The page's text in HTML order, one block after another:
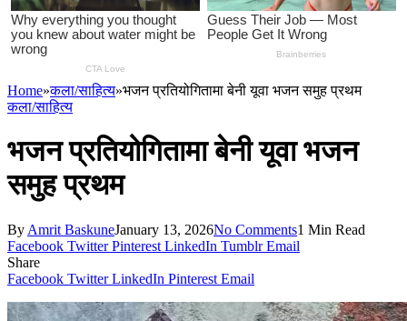
Home»कला/साहित्य»भजन प्रतियोगितामा बेनी यूवा भजन समुह प्रथम
कला/साहित्य
भजन प्रतियोगितामा बेनी यूवा भजन
समुह प्रथम
By Amrit BaskuneJanuary 13, 2026No Comments1 Min Read
Facebook Twitter Pinterest LinkedIn Tumblr Email
Share
Facebook Twitter LinkedIn Pinterest Email